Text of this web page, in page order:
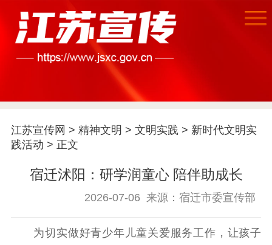
江苏要闻
通知公告 信息公开制度
信息公开指南
江苏宣传网 > 精神文明 > 文明实践 > 新时代文明实
践活动 > 正文
宿迁沭阳：研学润童心 陪伴助成长
2026-07-06 来源：宿迁市委宣传部
为切实做好青少年儿童关爱服务工作，让孩子